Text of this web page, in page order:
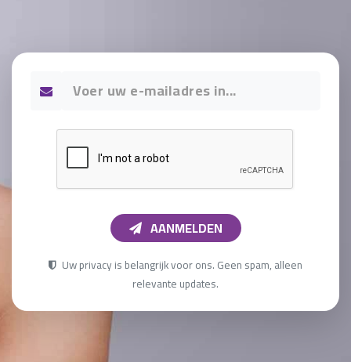
AANMELDEN
Uw privacy is belangrijk voor ons. Geen spam, alleen
relevante updates.